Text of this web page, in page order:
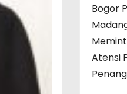
Bogor
Atensi